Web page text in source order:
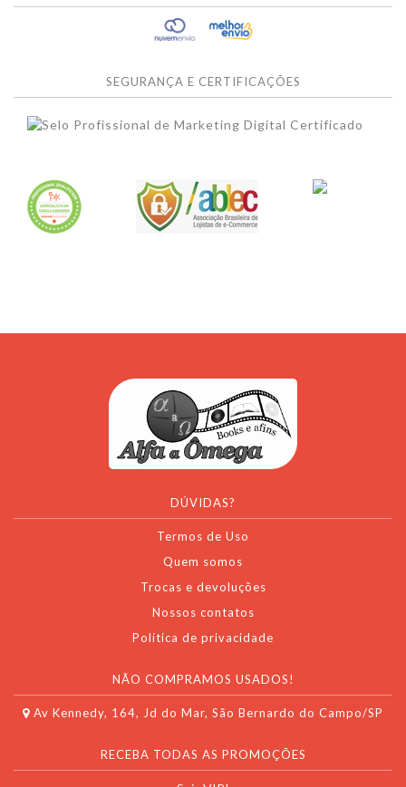
SEGURANÇA E CERTIFICAÇÕES
DÚVIDAS?
Termos de Uso
Quem somos
Trocas e devoluções
Nossos contatos
Política de privacidade
NÃO COMPRAMOS USADOS!
Av Kennedy, 164, Jd do Mar, São Bernardo do Campo/SP
RECEBA TODAS AS PROMOÇÕES